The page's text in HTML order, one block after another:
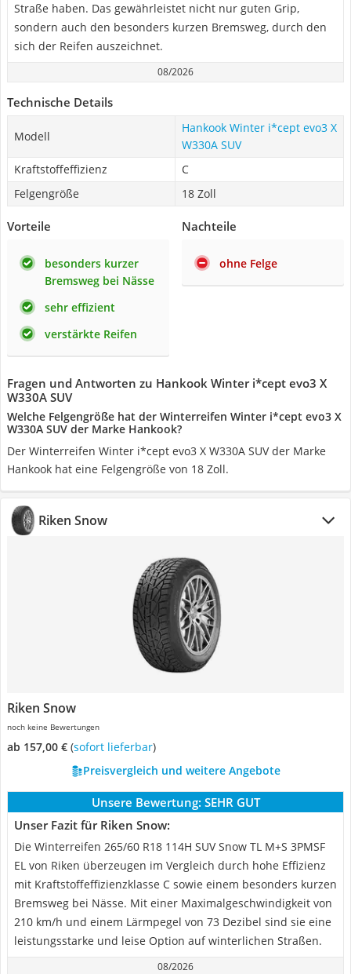
Straße haben. Das gewährleistet nicht nur guten Grip,
sondern auch den besonders kurzen Bremsweg, durch den
sich der Reifen auszeichnet.
08/2026
Technische Details
Modell
Hankook Winter i*cept evo3 X
W330A SUV
Kraftstoffeffizienz
C
Felgengröße
18 Zoll
Vorteile
besonders kurzer
Bremsweg bei Nässe
sehr effizient
verstärkte Reifen
Nachteile
ohne Felge
Fragen und Antworten zu Hankook Winter i*cept evo3 X
W330A SUV
Welche Felgengröße hat der Winterreifen Winter i*cept evo3 X
W330A SUV der Marke Hankook?
Der Winterreifen Winter i*cept evo3 X W330A SUV der Marke
Hankook hat eine Felgengröße von 18 Zoll.
Riken Snow
Riken Snow
noch keine Bewertungen
ab 157,00 € ( Sofort lieferbar)
Preisvergleich und weitere Angebote
Unsere Bewertung: SEHR GUT
Unser Fazit für Riken Snow:
Die Winterreifen 265/60 R18 114H SUV Snow TL M+S 3PMSF
EL von Riken überzeugen im Vergleich durch hohe Effizienz
mit Kraftstoffeffizienzklasse C sowie einem besonders kurzen
Bremsweg bei Nässe. Mit einer Maximalgeschwindigkeit von
210 km/h und einem Lärmpegel von 73 Dezibel sind sie eine
leistungsstarke und leise Option auf winterlichen Straßen.
08/2026